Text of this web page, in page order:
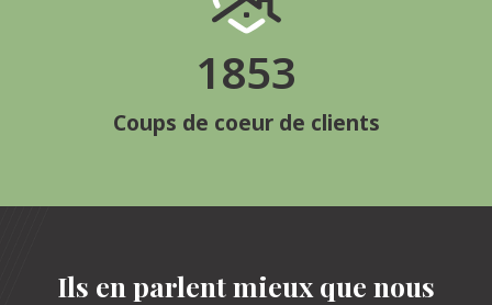
Coups de coeur de clients
1853
Ils en parlent mieux que nous